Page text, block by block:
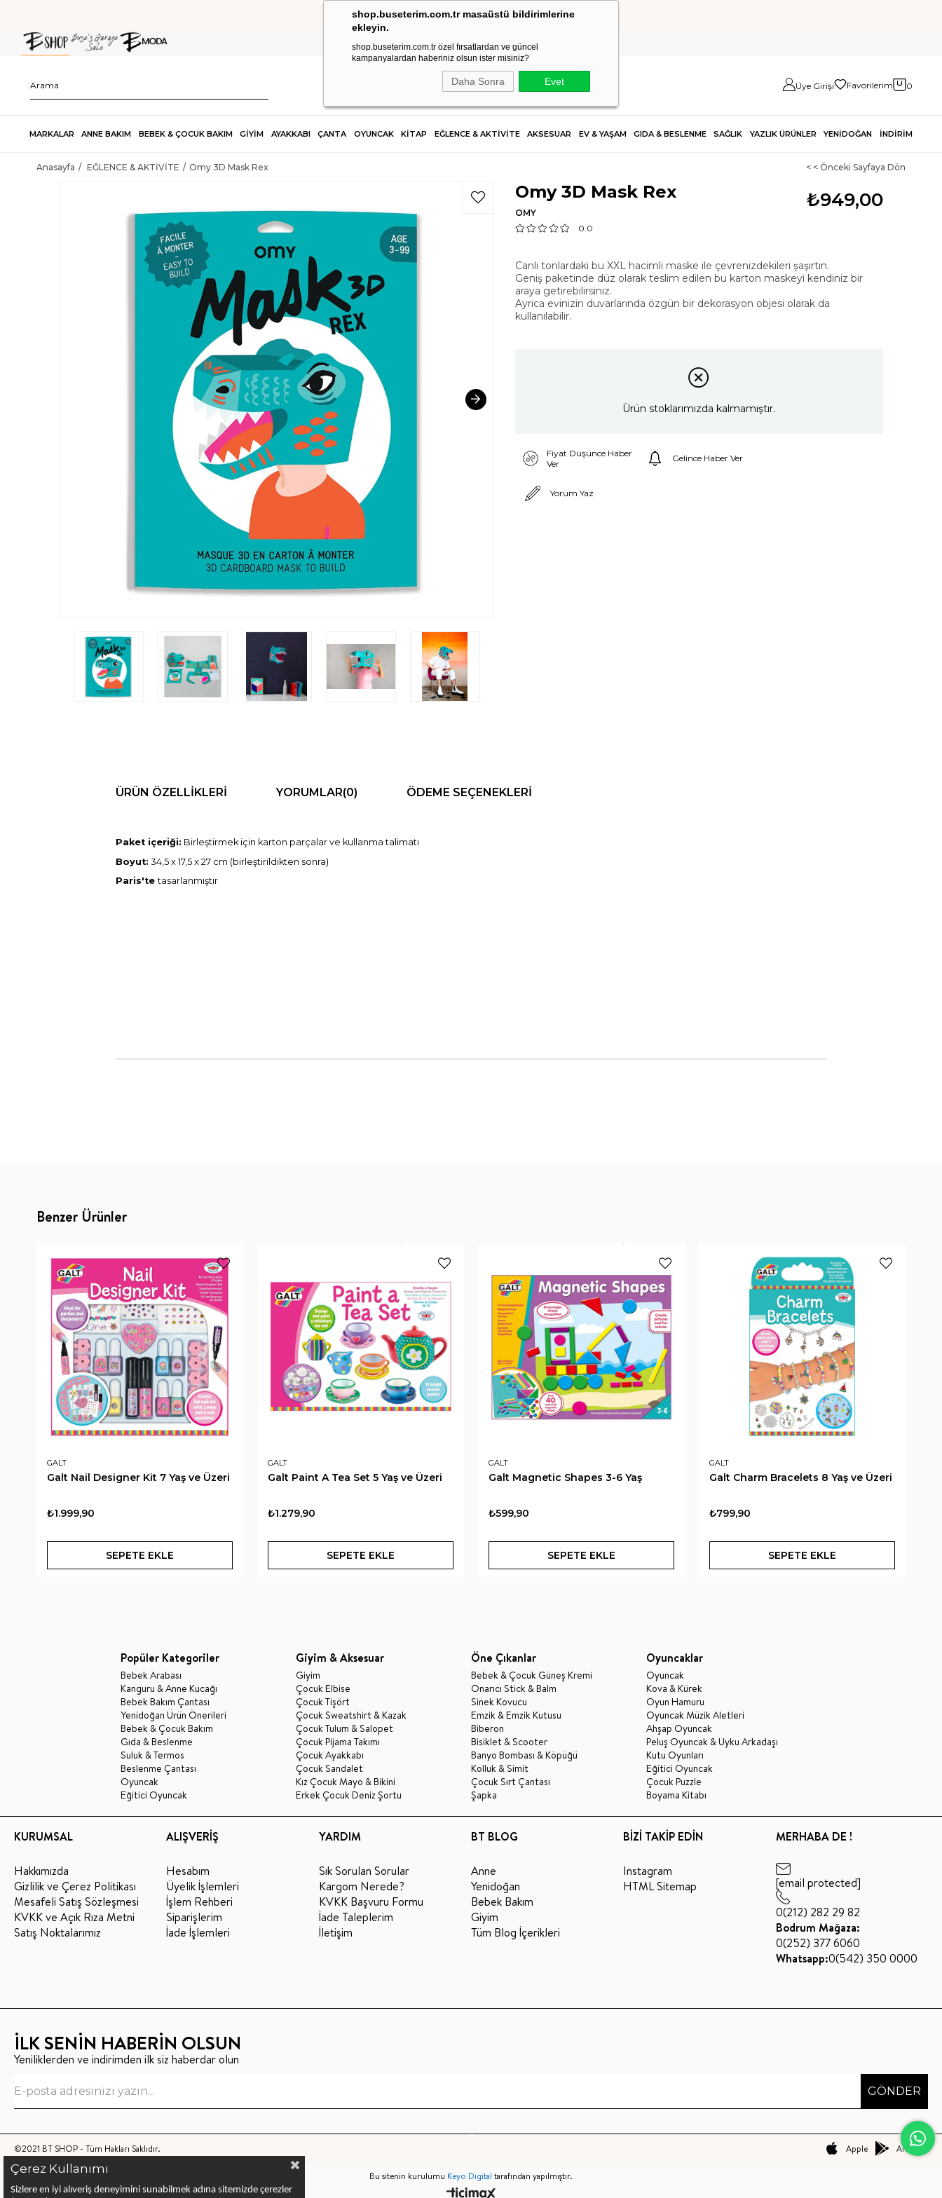
shop.buseterim.com.tr masaüstü bildirimlerine
ekleyin.
shop.buseterim.com.tr özel fırsatlardan ve güncel
kampanyalardan haberiniz olsun ister misiniz?
Daha Sonra Evet
HIZLI KARGO
Üye Girişi Favorilerim 0
MARKALAR ANNE BAKIM BEBEK & ÇOCUK BAKIM GİYİM AYAKKABI ÇANTA OYUNCAK KİTAP EĞLENCE & AKTİVİTE AKSESUAR EV & YAŞAM GIDA & BESLENME SAĞLIK YAZLIK ÜRÜNLER YENİDOĞAN İNDİRİM
Anasayfa EĞLENCE & AKTİVİTE Omy 3D Mask Rex < < Önceki Sayfaya Dön
₺949,00
Omy 3D Mask Rex
OMY
0.0
Canlı tonlardaki bu XXL hacimli maske ile çevrenizdekileri şaşırtın.
Geniş paketinde düz olarak teslim edilen bu karton maskeyi kendiniz bir
araya getirebilirsiniz.
Ayrıca evinizin duvarlarında özgün bir dekorasyon objesi olarak da
kullanılabilir.
Ürün stoklarımızda kalmamıştır.
Fiyat Düşünce Haber
Ver
Gelince Haber Ver
Yorum Yaz
ÜRÜN ÖZELLIKLERI YORUMLAR(0) ÖDEME SEÇENEKLERI
Paket içeriği: Birleştirmek için karton parçalar ve kullanma talimatı
Boyut: 34,5 x 17,5 x 27 cm (birleştirildikten sonra)
Paris'tetasarlanmıştır
Benzer Ürünler
GALT
Galt Nail Designer Kit 7 Yaş ve Üzeri
₺1.999,90
SEPETE EKLE
GALT
Galt Paint A Tea Set 5 Yaş ve Üzeri
₺1.279,90
SEPETE EKLE
GALT
Galt Magnetic Shapes 3-6 Yaş
₺599,90
SEPETE EKLE
GALT
Galt Charm Bracelets 8 Yaş ve Üzeri
₺799,90
SEPETE EKLE
Popüler Kategoriler
Bebek Arabası
Kanguru & Anne Kucağı
Bebek Bakım Çantası
Yenidoğan Ürün Önerileri
Bebek & Çocuk Bakım
Gıda & Beslenme
Suluk & Termos
Beslenme Çantası
Oyuncak
Eğitici Oyuncak
Giyim & Aksesuar
Giyim
Çocuk Elbise
Çocuk Tişört
Çocuk Sweatshirt & Kazak
Çocuk Tulum & Salopet
Çocuk Pijama Takımı
Çocuk Ayakkabı
Çocuk Sandalet
Kız Çocuk Mayo & Bikini
Erkek Çocuk Deniz Şortu
Öne Çıkanlar
Bebek & Çocuk Güneş Kremi
Onarıcı Stick & Balm
Sinek Kovucu
Emzik & Emzik Kutusu
Biberon
Bisiklet & Scooter
Banyo Bombası & Köpüğü
Kolluk & Simit
Çocuk Sırt Çantası
Şapka
Oyuncaklar
Oyuncak
Kova & Kürek
Oyun Hamuru
Oyuncak Müzik Aletleri
Ahşap Oyuncak
Peluş Oyuncak & Uyku Arkadaşı
Kutu Oyunları
Eğitici Oyuncak
Çocuk Puzzle
Boyama Kitabı
KURUMSAL
Hakkımızda
Gizlilik ve Çerez Politikası
Mesafeli Satış Sözleşmesi
KVKK ve Açık Rıza Metni
Satış Noktalarımız
ALIŞVERİŞ
Hesabım
Üyelik İşlemleri
İşlem Rehberi
Siparişlerim
İade İşlemleri
YARDIM
Sık Sorulan Sorular
Kargom Nerede?
KVKK Başvuru Formu
İade Taleplerim
İletişim
BT BLOG
Anne
Yenidoğan
Bebek Bakım
Giyim
Tüm Blog İçerikleri
BİZİ TAKİP EDİN
Instagram
HTML Sitemap
MERHABA DE !
[email protected]
0(212) 282 29 82
Bodrum Mağaza:
0(252) 377 6060
Whatsapp:0(542) 350 0000
İLK SENİN HABERİN OLSUN
Yeniliklerden ve indirimden ilk siz haberdar olun
GÖNDER
©2021 BT SHOP - Tüm Hakları Saklıdır. Apple Android
Bu sitenin kurulumu Keyo Digital tarafından yapılmıştır.
Çerez Kullanımı
Sizlere en iyi alıveriş deneyimini sunabilmek adına sitemizde çerezler